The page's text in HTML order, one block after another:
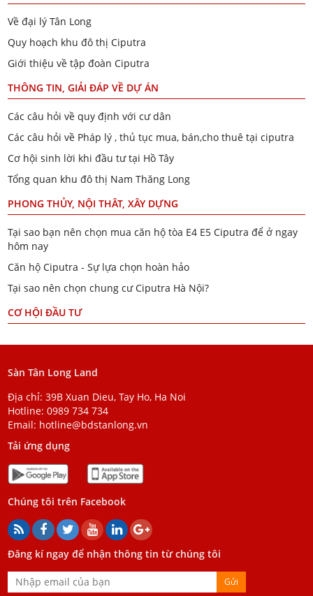
Về đại lý Tân Long
Quy hoạch khu đô thị Ciputra
Giới thiệu về tập đoàn Ciputra
THÔNG TIN, GIẢI ĐÁP VỀ DỰ ÁN
Các câu hỏi về quy định với cư dân
Các câu hỏi về Pháp lý , thủ tục mua, bán,cho thuê tại ciputra
Cơ hội sinh lời khi đầu tư tại Hồ Tây
Tổng quan khu đô thị Nam Thăng Long
PHONG THỦY, NỘI THÂT, XÂY DỰNG
Tại sao bạn nên chọn mua căn hộ tòa E4 E5 Ciputra để ở ngay
hôm nay
Căn hộ Ciputra - Sự lựa chọn hoàn hảo
Tại sao nên chọn chung cư Ciputra Hà Nội?
CƠ HỘI ĐẦU TƯ
Sàn Tân Long Land
Địa chỉ: 39B Xuan Dieu, Tay Ho, Ha Noi
Hotline:0989 734 734
Email: hotline@bdstanlong.vn
Tải ứng dụng
Chúng tôi trên Facebook
Đăng kí ngay để nhận thông tin từ chúng tôi
Gửi